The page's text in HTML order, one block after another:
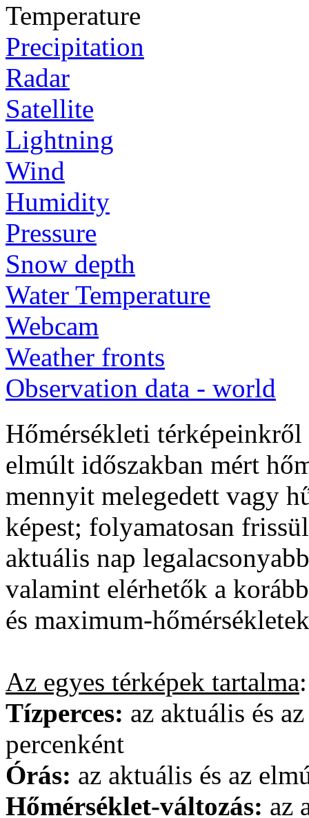
Temperature
Precipitation
Radar
Satellite
Lightning
Wind
Humidity
Pressure
Snow depth
Water Temperature
Webcam
Weather fronts
Observation data - world
Hőmérsékleti
elmúlt időszakban mért
mennyit melegedett vagy
képest; folyamatosan
aktuális nap
valamint elérhetők a
és maximum-
Az egyes térképek tartalma:
Tízperces: az aktuális és
percenként
Órás: az aktuális és az
Hőmérséklet-változás: az